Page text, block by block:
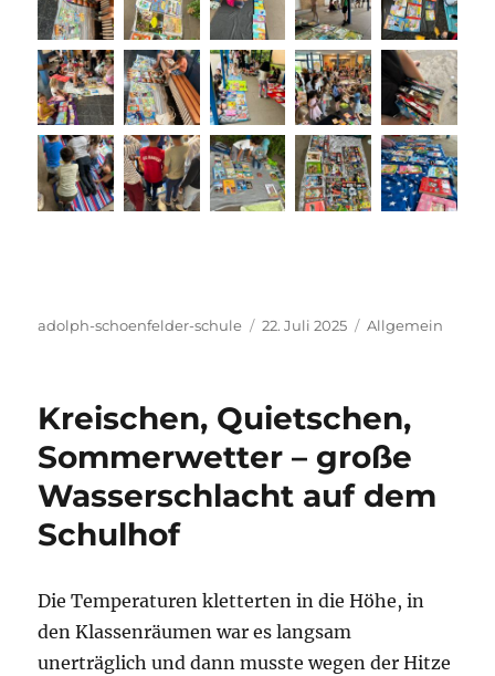
Autor
adolph-schoenfelder-schule
Veröffentlicht
22. Juli 2025 Kategorien
Allgemein
Kreischen, Quietschen,
Sommerwetter – große
Wasserschlacht auf dem
Schulhof
Die Temperaturen kletterten in die Höhe, in
den Klassenräumen war es langsam
unerträglich und dann musste wegen der Hitze